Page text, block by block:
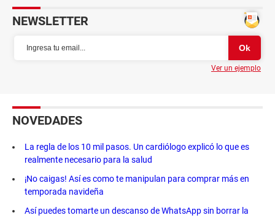
NEWSLETTER
Ver un ejemplo
NOVEDADES
La regla de los 10 mil pasos. Un cardiólogo explicó lo que es
realmente necesario para la salud
¡No caigas! Así es como te manipulan para comprar más en
temporada navideña
Así puedes tomarte un descanso de WhatsApp sin borrar la